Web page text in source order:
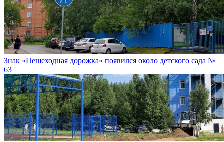
Знак «Пешеходная дорожка» появился около детского сада №
63